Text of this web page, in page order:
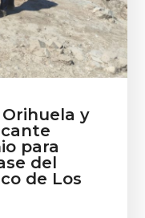
y
para
del
de Los